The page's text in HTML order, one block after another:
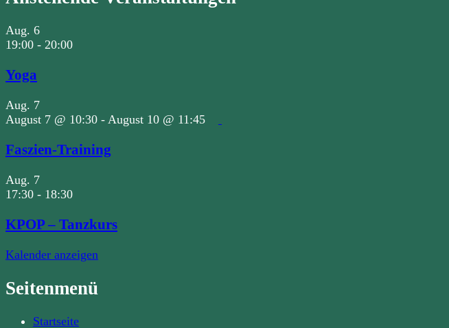
Aug. 6
19:00 - 20:00
Yoga
Aug. 7
August 7 @ 10:30 - August 10 @ 11:45
Faszien-Training
Aug. 7
17:30 - 18:30
KPOP – Tanzkurs
Kalender anzeigen
Seitenmenü
Startseite